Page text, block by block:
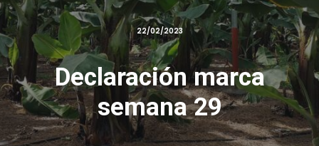
22/02/2023
Declaración marca
semana 29